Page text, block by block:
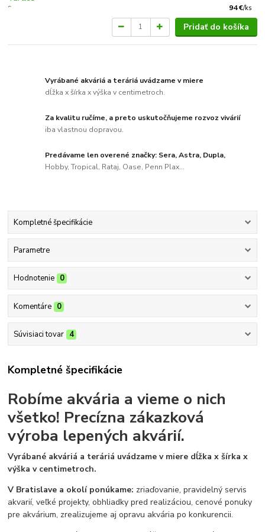
94 €/ks
Pridať do košíka
Vyrábané akváriá a teráriá uvádzame v miere
dĺžka x šírka x výška v centimetroch.
Za kvalitu ručíme, a preto uskutočňujeme rozvoz vivárií
iba vlastnou dopravou.
Predávame len overené značky: Sera, Astra, Dupla,
Hobby, Tropical, Rataj, Oase, Penn Plax...
Kompletné špecifikácie
Parametre
Hodnotenie 0
Komentáre 0
Súvisiaci tovar 4
Kompletné špecifikácie
Robíme akvária a vieme o nich
všetko! Precízna zákazková
výroba lepených akvárií.
Vyrábané akváriá a teráriá uvádzame v miere dĺžka x šírka x
výška v centimetroch.
V Bratislave a okolí ponúkame: zriaďovanie, pravidelný servis
akvarií, veľké projekty, obhliadky pred realizáciou, cenové ponuky
pre akvárium, zrealizujeme aj opravu akvária po konkurencii.